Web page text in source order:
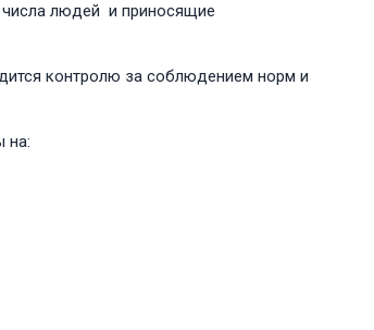
числа людей и приносящие
контролю за соблюдением норм и
на: